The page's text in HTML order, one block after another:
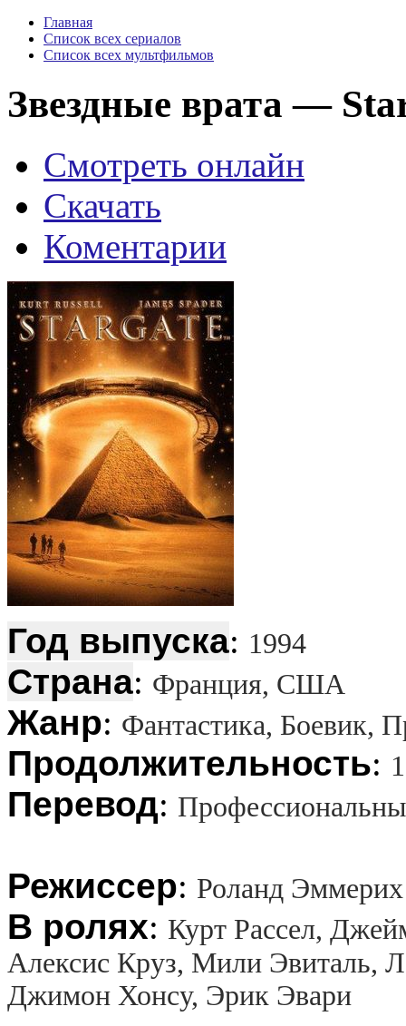
Главная
Список всех сериалов
Список всех мультфильмов
Звездные врата —
Смотреть онлайн
Скачать
Коментарии
Год выпуска: 1994
Страна: Франция, США
Жанр: Фантастика, Боевик,
Продолжительность:
Перевод:
Режиссер: Роланд Эммерих
В ролях: Курт Рассел,
Алексис Круз, Мили Эвиталь,
Джимон Хонсу, Эрик Эвари